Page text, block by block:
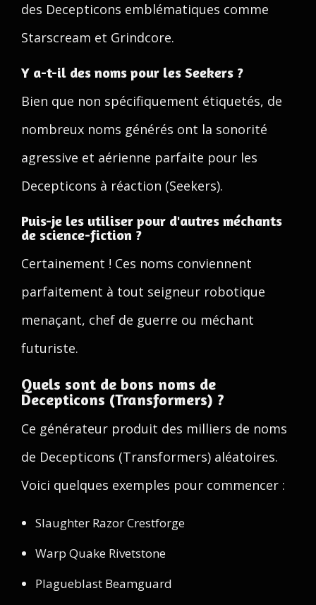
des Decepticons emblématiques comme
Starscream et Grindcore.
Y a-t-il des noms pour les Seekers ?
Bien que non spécifiquement étiquetés, de
nombreux noms générés ont la sonorité
agressive et aérienne parfaite pour les
Decepticons à réaction (Seekers).
Puis-je les utiliser pour d'autres méchants
de science-fiction ?
Certainement ! Ces noms conviennent
parfaitement à tout seigneur robotique
menaçant, chef de guerre ou méchant
futuriste.
Quels sont de bons noms de
Decepticons (Transformers) ?
Ce générateur produit des milliers de noms
de Decepticons (Transformers) aléatoires.
Voici quelques exemples pour commencer :
Slaughter Razor Crestforge
Warp Quake Rivetstone
Plagueblast Beamguard